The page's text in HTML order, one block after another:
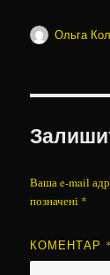
Автор
Ольга
Ваша e-mail
позначені *
КОМЕНТАР *